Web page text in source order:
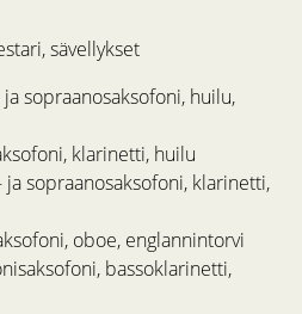
sävellykset
sopraanosaksofoni, huilu,
klarinetti, huilu
ja sopraanosaksofoni, klarinetti,
oboe, englannintorvi
bassoklarinetti,